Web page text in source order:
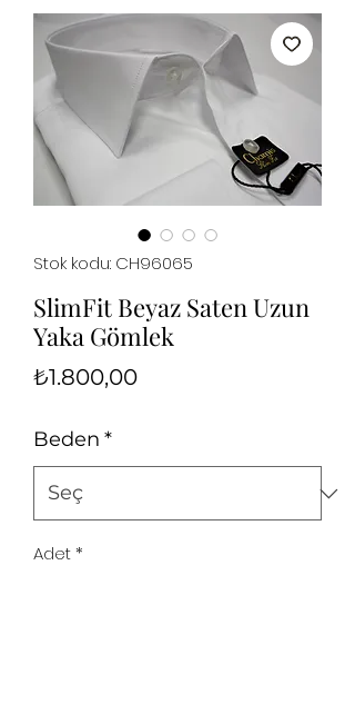
Stok kodu: CH96065
SlimFit Beyaz Saten Uzun
Yaka Gömlek
₺1.800,00Fiyat
Beden *
Adet*